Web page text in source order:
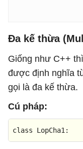
Đa kế thừa
Giống như C++
được định nghĩa
gọi là đa kế thừa.
Cú pháp:
class LopCha1 :